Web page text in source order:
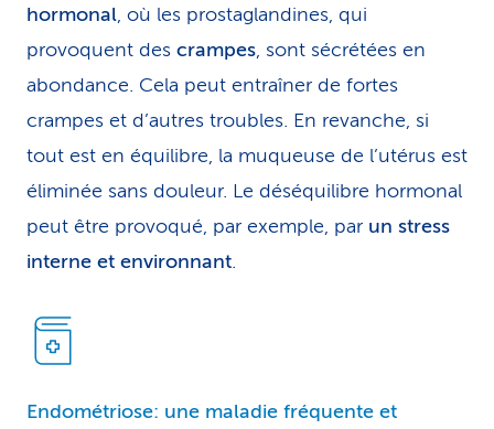
hormonal, où les prostaglandines, qui
provoquent des crampes, sont sécrétées en
abondance. Cela peut entraîner de fortes
crampes et d’autres troubles. En revanche, si
tout est en équilibre, la muqueuse de l’utérus est
éliminée sans douleur. Le déséquilibre hormonal
peut être provoqué, par exemple, par un stress
interne et environnant.
Endométriose: une maladie fréquente et